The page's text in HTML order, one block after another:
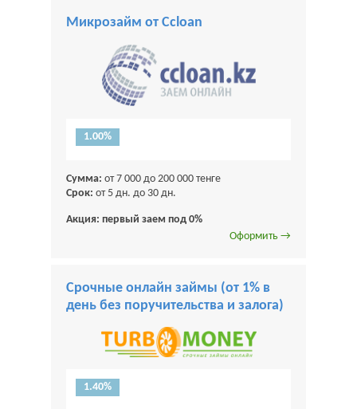
Микрозайм от Ccloan
1.00%
Сумма: от 7 000 до 200 000 тенге
Срок: от 5 дн. до 30 дн.
Акция: первый заем под 0%
Оформить →
Срочные онлайн займы (от 1% в
день без поручительства и залога)
1.40%